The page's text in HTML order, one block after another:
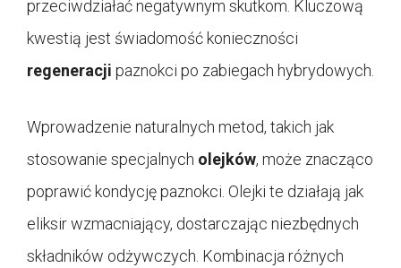
przeciwdziałać negatywnym skutkom. Kluczową
kwestią jest świadomość konieczności
regeneracji paznokci po zabiegach hybrydowych.
Wprowadzenie naturalnych metod, takich jak
stosowanie specjalnych olejków, może znacząco
poprawić kondycję paznokci. Olejki te działają jak
eliksir wzmacniający, dostarczając niezbędnych
składników odżywczych. Kombinacja różnych